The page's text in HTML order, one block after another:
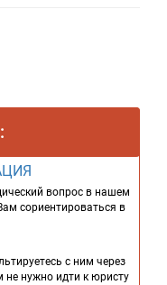
вопрос в нашем
сориентироваться в
с ним через
не нужно идти к юристу